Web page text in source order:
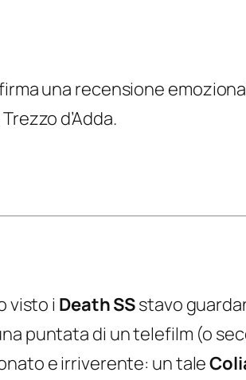
una recensione
d’Adda.
visto i Death SSstavo
puntata di un telefilm (o
e irriverente: un tale